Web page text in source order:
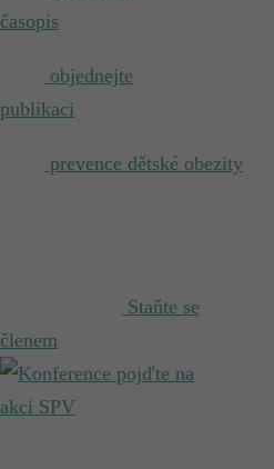
časopis
objednejte
publikaci
prevence dětské obezity
Staňte se
členem
pojďte na
akci SPV